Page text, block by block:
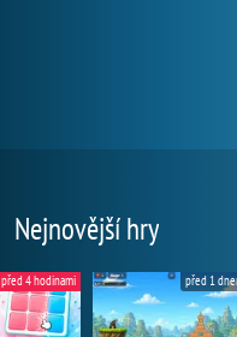
Nejnovější hry
před 4 hodinami před 1